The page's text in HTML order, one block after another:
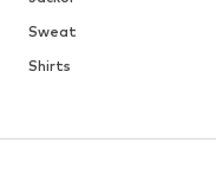
Sweat
Shirts
Rockar